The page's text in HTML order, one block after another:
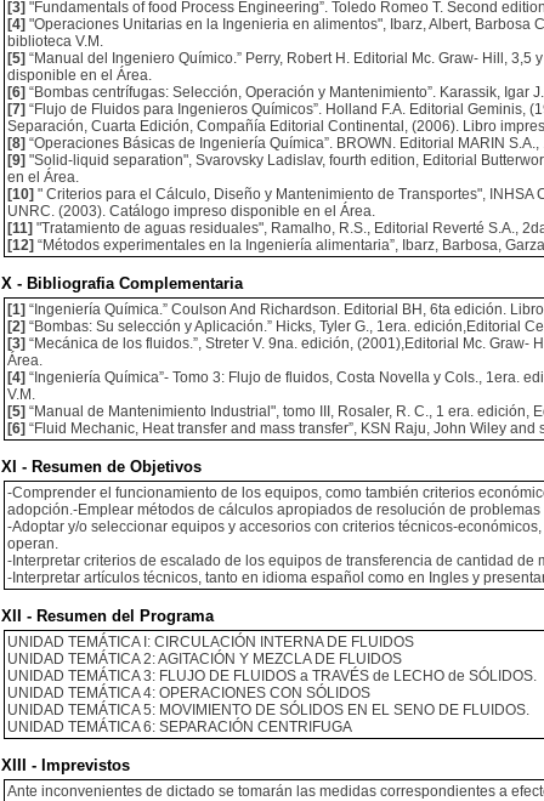
[3] "Fundamentals of food Process Engineering”. Toledo Romeo T. Second
[4] "Operaciones Unitarias en la Ingenieria en alimentos", Ibarz, Albert,
biblioteca V.M.
[5] “Manual del Ingeniero Químico.” Perry, Robert H. Editorial Mc. Graw- Hill,
disponible en el Área.
[6] “Bombas centrífugas: Selección, Operación y Mantenimiento”. Karassik,
[7] “Flujo de Fluidos para Ingenieros Químicos”. Holland F.A. Editorial Geminis,
Separación, Cuarta Edición, Compañía Editorial Continental, (2006). Libro
[8] “Operaciones Básicas de Ingeniería Química”. BROWN. Editorial MARIN
[9] "Solid-liquid separation", Svarovsky Ladislav, fourth edition, Editorial
en el Área.
[10] " Criterios para el Cálculo, Diseño y Mantenimiento de Transportes",
UNRC. (2003). Catálogo impreso disponible en el Área.
[11] "Tratamiento de aguas residuales", Ramalho, R.S., Editorial Reverté S.A.,
[12] “Métodos experimentales en la Ingeniería alimentaria”, Ibarz, Barbosa,
X - Bibliografia Complementaria
[1] “Ingeniería Química.” Coulson And Richardson. Editorial BH, 6ta edición.
[2] “Bombas: Su selección y Aplicación.” Hicks, Tyler G., 1era. edición,Editorial
[3] “Mecánica de los fluidos.”, Streter V. 9na. edición, (2001),Editorial Mc.
Área.
[4] “Ingeniería Química”- Tomo 3: Flujo de fluidos, Costa Novella y Cols., 1era.
V.M.
[5] “Manual de Mantenimiento Industrial", tomo III, Rosaler, R. C., 1 era.
[6] “Fluid Mechanic, Heat transfer and mass transfer”, KSN Raju, John Wiley
XI - Resumen de Objetivos
-Comprender el funcionamiento de los equipos, como también criterios
adopción.-Emplear métodos de cálculos apropiados de resolución de
-Adoptar y/o seleccionar equipos y accesorios con criterios técnicos-
operan.
-Interpretar criterios de escalado de los equipos de transferencia de cantidad de
-Interpretar artículos técnicos, tanto en idioma español como en Ingles y
XII - Resumen del Programa
UNIDAD TEMÁTICA I: CIRCULACIÓN INTERNA DE FLUIDOS
UNIDAD TEMÁTICA 2: AGITACIÓN Y MEZCLA DE FLUIDOS
UNIDAD TEMÁTICA 3: FLUJO DE FLUIDOS a TRAVÉS de LECHO de SÓLIDOS.
UNIDAD TEMÁTICA 4: OPERACIONES CON SÓLIDOS
UNIDAD TEMÁTICA 5: MOVIMIENTO DE SÓLIDOS EN EL SENO DE FLUIDOS.
UNIDAD TEMÁTICA 6: SEPARACIÓN CENTRIFUGA
XIII - Imprevistos
Ante inconvenientes de dictado se tomarán las medidas correspondientes a